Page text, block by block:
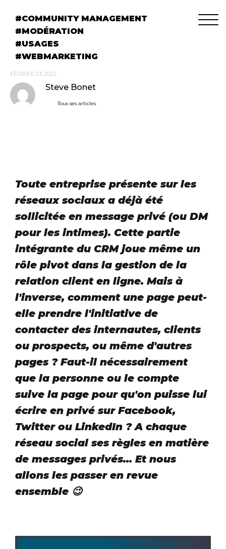
COMMUNITY MANAGEMENT
MODÉRATION
USAGES
WEBMARKETING
FÉVRIER 23, 2022
Steve Bonet
Tous ses articles
Toute entreprise présente sur les
réseaux sociaux a déjà été
sollicitée en message privé (ou DM
pour les intimes). Cette partie
intégrante du CRM joue même un
rôle pivot dans la gestion de la
relation client en ligne. Mais à
l'inverse, comment une page peut-
elle prendre l'initiative de
contacter des internautes, clients
ou prospects, ou même d'autres
pages ? Faut-il nécessairement
que la personne ou le compte
suive la page pour qu'on puisse lui
écrire en privé sur Facebook,
Twitter ou LinkedIn ? A chaque
réseau social ses règles en matière
de messages privés... Et nous
allons les passer en revue
ensemble 😉